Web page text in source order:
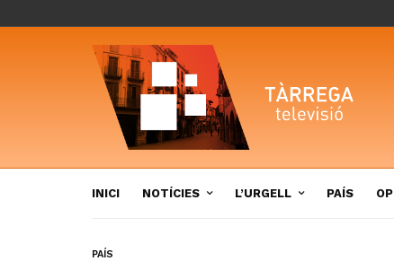
INICI NOTÍCIES L’URGELL PAÍS
PAÍS